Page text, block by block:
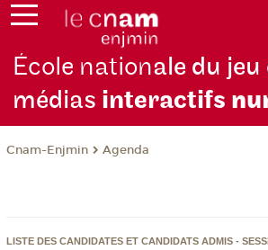
École nationale du jeu
médias interactifs
Cnam-Enjmin Agenda
LISTE DES CANDIDATES ET CANDIDATS ADMIS -